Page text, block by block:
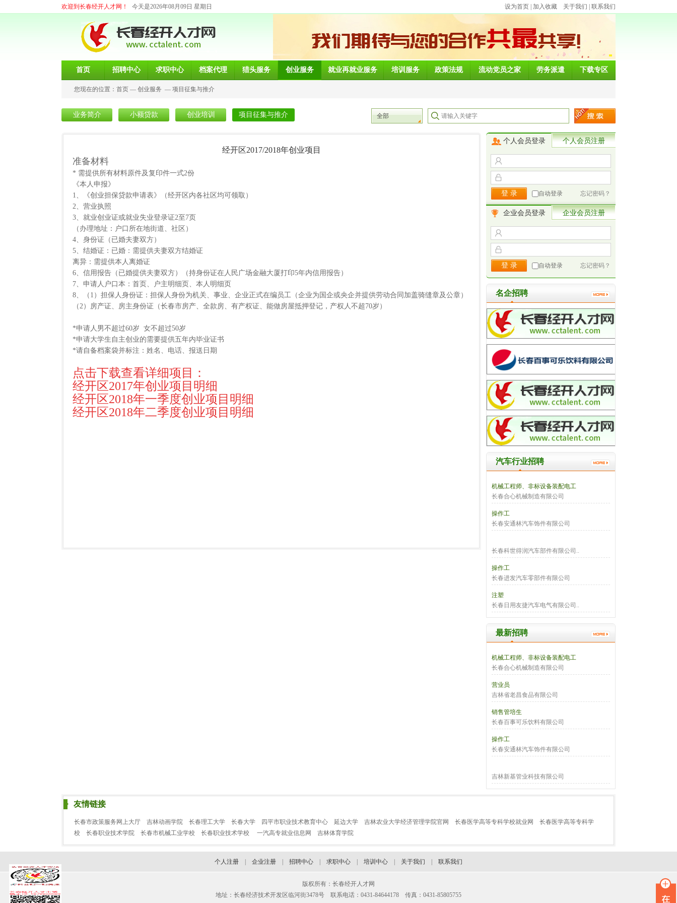
欢迎到长春经开人才网！ 今天是2026年08月09日 星期日 设为首页 加入收藏 关于我们 联系我们
首页 招聘中心 求职中心 档案代理 猎头服务 创业服务 就业再就业服务 培训服务 政策法规 流动党员之家 劳务派遣 下载专区
您现在的位置： 首页 — 创业服务 — 项目征集与推介
业务简介 小额贷款 创业培训 项目征集与推介 全部
经开区2017/2018年创业项目
准备材料
* 需提供所有材料原件及复印件一式2份
《本人申报》
1、《创业担保贷款申请表》（经开区内各社区均可领取）
2、营业执照
3、就业创业证或就业失业登录证2至7页
（办理地址：户口所在地街道、社区）
4、身份证（已婚夫妻双方）
5、结婚证：已婚：需提供夫妻双方结婚证
离异：需提供本人离婚证
6、信用报告（已婚提供夫妻双方）（持身份证在人民广场金融大厦打印5年内信用报告）
7、申请人户口本：首页、户主明细页、本人明细页
8、（1）担保人身份证：担保人身份为机关、事业、企业正式在编员工（企业为国企或央企并提供劳动合同加盖骑缝章及公章）
（2）房产证、房主身份证（长春市房产、全款房、有产权证、能做房屋抵押登记，产权人不超70岁）
*申请人男不超过60岁 女不超过50岁
*申请大学生自主创业的需要提供五年内毕业证书
*请自备档案袋并标注：姓名、电话、报送日期
点击下载查看详细项目：
经开区2017年创业项目明细
经开区2018年一季度创业项目明细
经开区2018年二季度创业项目明细
个人会员登录 个人会员注册
自动登录 忘记密码？
企业会员登录 企业会员注册
自动登录 忘记密码？
名企招聘
汽车行业招聘
机械工程师、非标设备装配电工
长春合心机械制造有限公司
操作工
长春安通林汽车饰件有限公司
长春科世得润汽车部件有限公司..
操作工
长春进发汽车零部件有限公司
注塑
长春日用友捷汽车电气有限公司..
最新招聘
机械工程师、非标设备装配电工
长春合心机械制造有限公司
营业员
吉林省老昌食品有限公司
销售管培生
长春百事可乐饮料有限公司
操作工
长春安通林汽车饰件有限公司
吉林新基管业科技有限公司
友情链接
长春市政策服务网上大厅 吉林动画学院 长春理工大学 长春大学 四平市职业技术教育中心 延边大学 吉林农业大学经济管理学院官网 长春医学高等专科学校就业网
长春医学高等专科学
校
长春职业技术学院 长春市机械工业学校 长春职业技术学校 一汽高专就业信息网 吉林体育学院
个人注册 企业注册 招聘中心 求职中心 培训中心 关于我们 联系我们
版权所有：长春经开人才网
地址：长春经济技术开发区临河街3478号 联系电话：0431-84644178 传真：0431-85805755